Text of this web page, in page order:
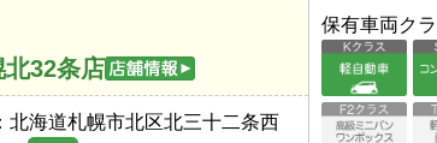
北32条店
北海道札幌市北区北三十二条西
保有車両ク